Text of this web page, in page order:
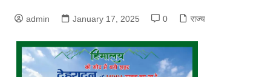
admin January 17, 2025 0 राज्य